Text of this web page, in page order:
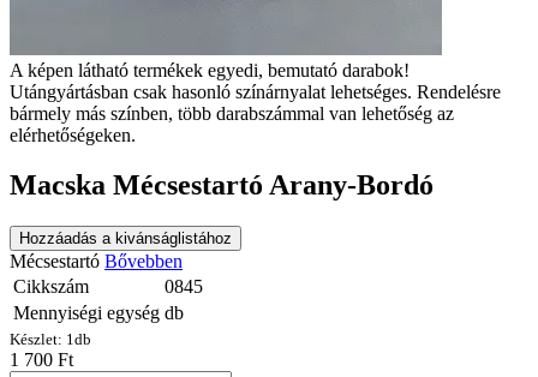
A képen látható termékek egyedi, bemutató darabok!
Utángyártásban csak hasonló színárnyalat lehetséges. Rendelésre
bármely más színben, több darabszámmal van lehetőség az
elérhetőségeken.
Macska Mécsestartó Arany-Bordó
Hozzáadás a kivánságlistához
Mécsestartó Bővebben
Cikkszám
0845
Mennyiségi egység db
Készlet: 1db
1 700 Ft